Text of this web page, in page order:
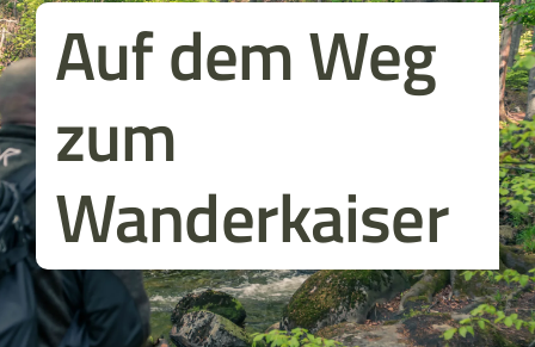
Auf dem Weg
zum
Wanderkaiser